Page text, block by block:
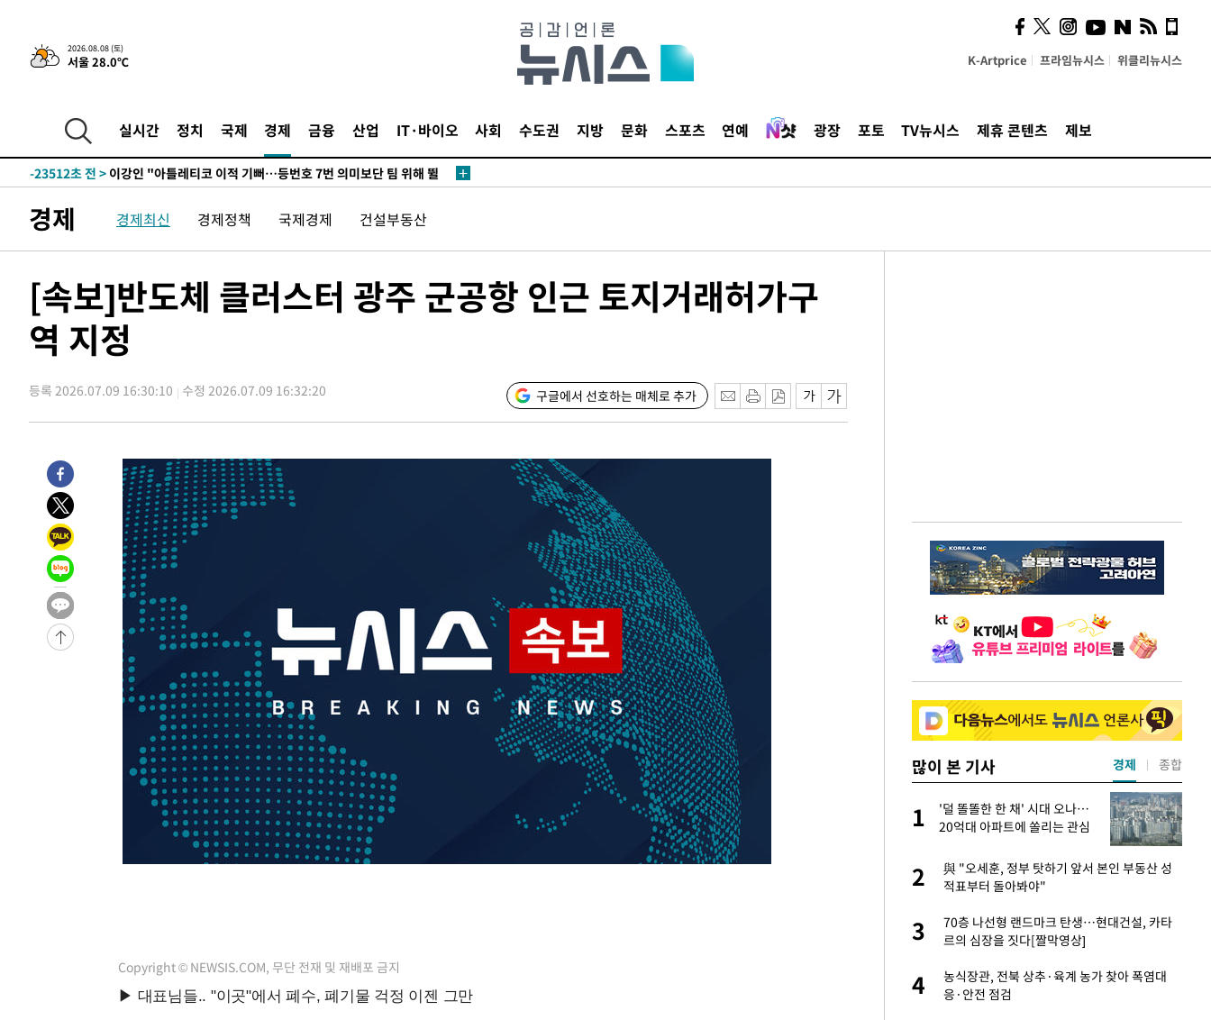
2026.08.08 (토)
서울 28.0℃ K-Artprice 프라임뉴시스 위클리뉴시스
실시간 정치 국제 경제 금융 산업 IT·바이오 사회 수도권 지방 문화 스포츠 연예 광장 포토 TV뉴시스 제휴 콘텐츠 제보
7시간 전 >[속보]뉴욕증시 상승 마감…S&P 0.6% 나스닥 1.3%↑
-24743초 전 >[속보]與최고위원 제주·인천 순회경선…박선원·최민희·서미화·
청래 44.56%
-23978초 전 >
[속보]與 대표 경선 제주·인천 당원투표…金 47.75%·鄭
42.08%·宋 10.17%
-23512초 전 >
것"
-23447초 전 > [속보]與 당대표 경선, 제주·인천 권리당원 투표 김민석 승리
-16491초 전 >
[속보]이강인 "감독님이 원하는 마음 느꼈고, 많은 트로피 원해 아
-16273초 전 >수도권 40도 육박 '펄펄'…동해안 일부 지역엔 호의주의보
-9187초 전 >강릉에 시간당 81.4㎜ 물폭탄…도로 잠기고 담벼락 붕괴
-5294초 전 > 백운산서 80년근 천종산삼 9뿌리 발견…감정가 1.3억원
-3004초 전 >
선재도서 해루질 나섰다 실종 60대, 닷새 만에 숨진 채 발견
1분 전 >여수 오동도 해상서 모터보트 전복…1명 사망·1명 실종
1시간 전 >극한폭염 한풀 꺾이지만…'낮 최고 35도' 무더위, 열대야 계속[다음주
2시간 전 >
[속보]'압수수색·성접대 논란' 축구협회 "실망과 걱정 안겨드려 죄송"
5시간 전 >
'최고 37도' 폭염 지속…강원동해안 최대 150㎜ 비
7시간 전 >
[속보]뉴욕증시 상승 마감…S&P 0.6% 나스닥 1.3%↑
-24743초 전 >
[속보]與최고위원 제주·인천 순회경선…박선원·최민희·서미화·
한민수·김용 순
-24696초 전 >
[속보]김민석, 與 전대 당원투표 누적 득표율 45.42%로 1위… 정
청래 44.56%
-23978초 전 >
[속보]與 대표 경선 제주·인천 당원투표…金 47.75%·鄭
42.08%·宋 10.17%
-23512초 전 >
이강인 "아틀레티코 이적 기뻐…등번호 7번 의미보단 팀 위해 뛸
것"
-23447초 전 >
[속보]與 당대표 경선, 제주·인천 권리당원 투표 김민석 승리
낮 최고 35도 '무더위'…동해안 시간당 30㎜ '강한 비'[내일날씨]
[속보]이강인 "감독님이 원하는 마음 느꼈고, 많은 트로피 원해 아
수도권 40도 육박 '펄펄'…동해안 일부 지역엔 호의주의보
온열질환 사망자 3명 늘어…누적 환자 3000명 돌파
강릉에 시간당 81.4㎜ 물폭탄…도로 잠기고 담벼락 붕괴
백운산서 80년근 천종산삼 9뿌리 발견…감정가 1.3억원
선재도서 해루질 나섰다 실종 60대, 닷새 만에 숨진 채 발견
남자 농구, 나고야 아시안게임서 '홈팀' 일본과 한일전
'최고 37도' 폭염 지속…강원동해안 최대 150㎜ 비
[속보]뉴욕증시 상승 마감…S&P 0.6% 나스닥 1.3%↑
경제 경제최신 경제정책 국제경제 건설부동산
[속보]반도체 클러스터 광주 군공항 인근 토지거래허가구
역 지정
등록 2026.07.09 16:30:10 수정 2026.07.09 16:32:20 구글에서 선호하는 매체로 추가
Copyright © NEWSIS.COM, 무단 전재 및 재배포 금지
많이 본 기사
1
오세훈 "용산공원 아파트, 노
무현·문재인 철학 뒤집는 것"
"손 떨림 포착"…카라 한승연, 건강 괜찮나
1
'덜 똘똘한 한 채' 시대 오나…
20억대 아파트에 쏠리는 관심
2
與 "오세훈, 정부 탓하기 앞서 본인 부동산 성
적표부터 돌아봐야"
3
70층 나선형 랜드마크 탄생…현대건설, 카타
르의 심장을 짓다[짤막영상]
4
농식장관, 전북 상추·육계 농가 찾아 폭염대
응·안전 점검
경제 종합